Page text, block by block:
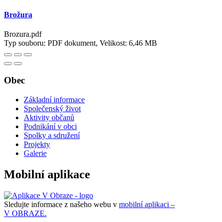
Brožura
Brozura.pdf
Typ souboru: PDF dokument, Velikost: 6,46 MB
Obec
Základní informace
Společenský život
Aktivity občanů
Podnikání v obci
Spolky a sdružení
Projekty
Galerie
Mobilní aplikace
Sledujte informace z našeho webu v mobilní aplikaci –
V OBRAZE.